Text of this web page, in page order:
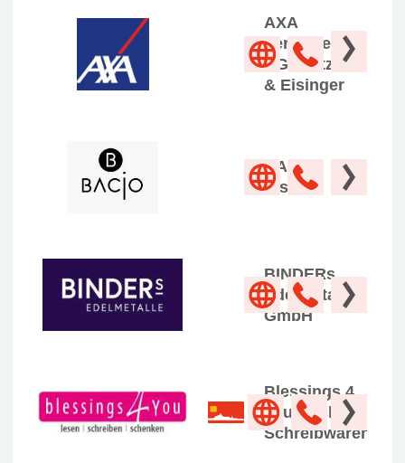
AXA
Versicherung
AG Kretzler
& Eisinger
BACIO
Eiscafé
BINDERs
Edelmetalle
GmbH
Blessings 4
you Bücher,
Schreibwaren